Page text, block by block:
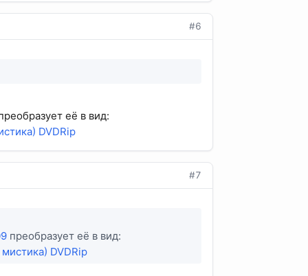
#6
её в вид:
DVDRip
#7
преобразует её в вид:
DVDRip